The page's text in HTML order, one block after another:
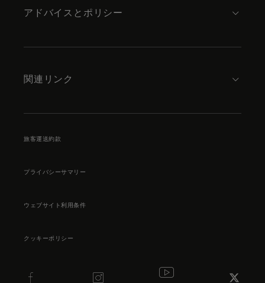
アドバイスとポリシー
関連リンク
旅客運送約款
プライバシーサマリー
ウェブサイト利用条件
クッキーポリシー